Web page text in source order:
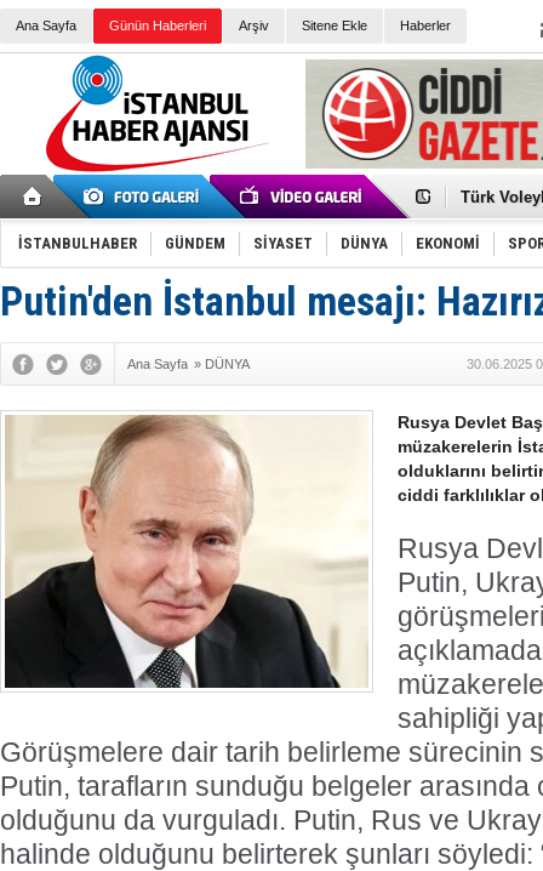
Ana Sayfa Günün Haberleri Arşiv Sitene Ekle Haberler
Elena
Türk
Töreninde
İkinci El
Guguk
Sneaker
Tommy
Ankara
Erdoğan:
'Kurultay
İSTANBULHABER GÜNDEM SİYASET DÜNYA EKONOMİ
Putin'den İstanbul mesajı:
Ana Sayfa » DÜNYA 30.06.2025
Rusya Devlet
müzakerelerin
olduklarını
ciddi farklılıklar
Rusya
Putin,
sahipliği
Görüşmelere dair tarih belirleme sürecinin
Putin, tarafların sunduğu belgeler
olduğunu da vurguladı. Putin, Rus ve
halinde olduğunu belirterek şunları söyledi: